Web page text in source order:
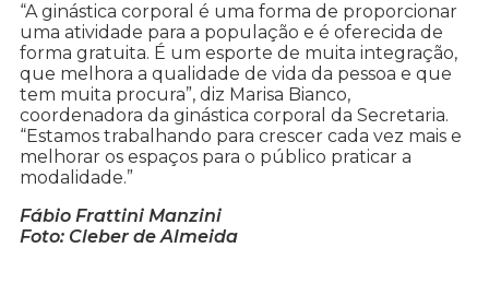
“A ginástica corporal é uma forma de proporcionar
uma atividade para a população e é oferecida de
forma gratuita. É um esporte de muita integração,
que melhora a qualidade de vida da pessoa e que
tem muita procura”, diz Marisa Bianco,
coordenadora da ginástica corporal da Secretaria.
“Estamos trabalhando para crescer cada vez mais e
melhorar os espaços para o público praticar a
modalidade.”
Fábio Frattini Manzini
Foto: Cleber de Almeida